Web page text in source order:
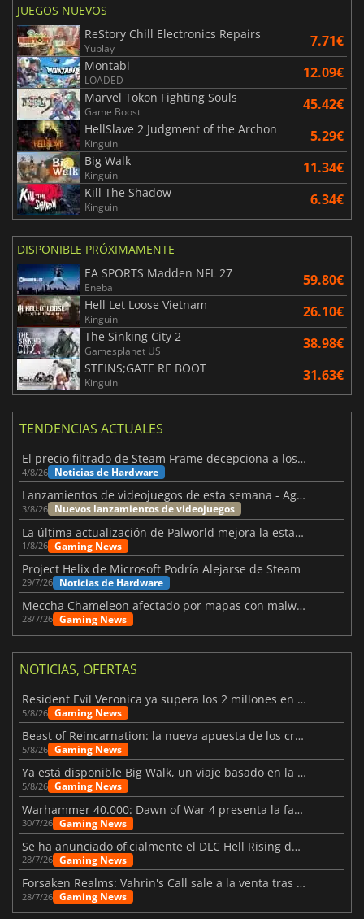
JUEGOS NUEVOS
ReStory Chill Electronics Repairs
Yuplay 7.71€
Montabi
LOADED 12.09€
Marvel Tokon Fighting Souls
Game Boost 45.42€
HellSlave 2 Judgment of the Archon
Kinguin 5.29€
Big Walk
Kinguin 11.34€
Kill The Shadow
Kinguin 6.34€
DISPONIBLE PRÓXIMAMENTE
EA SPORTS Madden NFL 27
Eneba 59.80€
Hell Let Loose Vietnam
Kinguin 26.10€
The Sinking City 2
Gamesplanet US 38.98€
STEINS;GATE RE BOOT
Kinguin 31.63€
TENDENCIAS ACTUALES
El precio filtrado de Steam Frame decepciona a los usuarios
4/8/26 Noticias de Hardware
Lanzamientos de videojuegos de esta semana - Agosto de 2026 (semana 32)
3/8/26 Nuevos lanzamientos de videojuegos
La última actualización de Palworld mejora la estabilidad
1/8/26 Gaming News
Project Helix de Microsoft Podría Alejarse de Steam
29/7/26 Noticias de Hardware
Meccha Chameleon afectado por mapas con malware y Discord
28/7/26 Gaming News
NOTICIAS, OFERTAS
Resident Evil Veronica ya supera los 2 millones en listas de deseados
5/8/26 Gaming News
Beast of Reincarnation: la nueva apuesta de los creadores de Pokémon
5/8/26 Gaming News
Ya está disponible Big Walk, un viaje basado en la amistad
5/8/26 Gaming News
Warhammer 40.000: Dawn of War 4 presenta la facción de los Necrones
30/7/26 Gaming News
Se ha anunciado oficialmente el DLC Hell Rising de Nioh 3
28/7/26 Gaming News
Forsaken Realms: Vahrin's Call sale a la venta tras una década
28/7/26 Gaming News